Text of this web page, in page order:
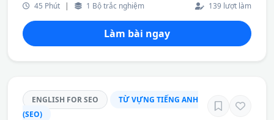
45 Phút | 1 Bộ trắc nghiệm 139 lượt làm
Làm bài ngay
ENGLISH FOR SEO
TỪ VỰNG TIẾNG ANH
(SEO)